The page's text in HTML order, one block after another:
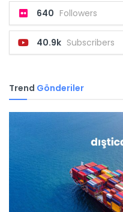
640 Followers
40.9k Subscribers
Trend Gönderiler